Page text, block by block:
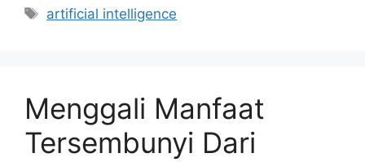
Tags
artificial intelligence
Menggali Manfaat
Tersembunyi Dari